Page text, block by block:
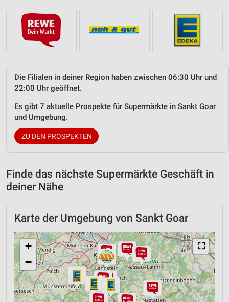
Die Filialen in deiner Region haben zwischen 06:30 Uhr und
22:00 Uhr geöffnet.
Es gibt 7 aktuelle Prospekte für Supermärkte in Sankt Goar
und Umgebung.
ZU DEN PROSPEKTEN
Finde das nächste Supermärkte Geschäft in
deiner Nähe
Karte der Umgebung von Sankt Goar
⛶
+
−